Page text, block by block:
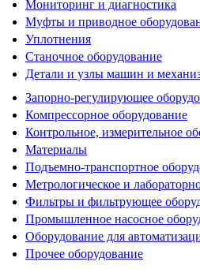
Мониторинг и диагностика
Муфты и приводное
Уплотнения
Станочное оборудование
Детали и узлы машин и
Запорно-регулирующее
Компрессорное оборудование
Контрольное, измерительное
Материалы
Подъемно-транспортное
Метрологическое и
Фильтры и фильтрующее
Промышленное насосное
Оборудование для
Прочее оборудование